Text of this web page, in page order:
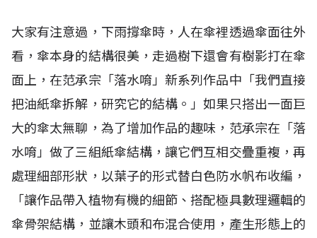
大家有注意過，下雨撐傘時，人在傘裡透過傘面往外
看，傘本身的結構很美，走過樹下還會有樹影打在傘
面上，在范承宗「落水唷」新系列作品中「我們直接
把油紙傘拆解，研究它的結構。」如果只搭出一面巨
大的傘太無聊，為了增加作品的趣味，范承宗在「落
水唷」做了三組紙傘結構，讓它們互相交疊重複，再
處理細部形狀，以葉子的形式替白色防水帆布收編，
「讓作品帶入植物有機的細節、搭配極具數理邏輯的
傘骨架結構，並讓木頭和布混合使用，產生形態上的